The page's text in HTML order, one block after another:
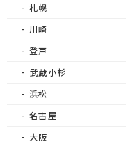
札幌
川崎
登戸
武蔵小杉
浜松
名古屋
大阪